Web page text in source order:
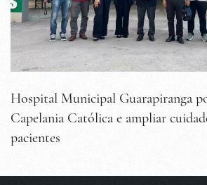
Hospital Municipal Guarapiranga
Capelania Católica e ampliar
pacientes